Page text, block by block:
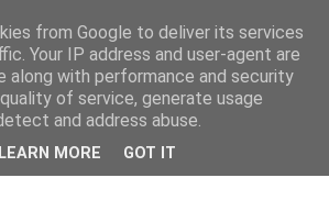
oběti zemětřesení v
from Google to deliver its services
Your IP address and user-agent are
along with performance and security
of service, generate usage
and address abuse.
LEARN MORE GOT IT